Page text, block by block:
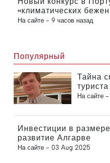
«климатических
На сайте - 9 часов назад
Популярный
Тайна
На сайте -
Инвестиции в
развитие Алгарве
На сайте - 03 Aug 2025